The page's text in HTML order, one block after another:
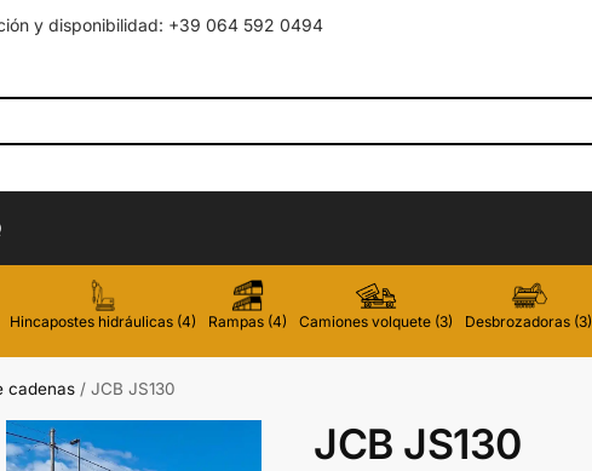
y disponibilidad: +39 064 592 0494
Hincapostes hidráulicas (4) Rampas (4) Camiones volquete (3) Desbrozadoras (3)
cadenas /JCB JS130
JCB JS130